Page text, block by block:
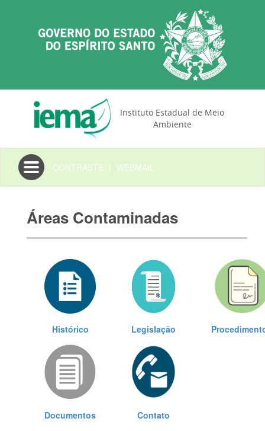
Instituto Estadual de Meio
Ambiente
Toggle
navigation
CONTRASTE | WEBMAIL
Áreas Contaminadas
Histórico Legislação
Documentos Contato